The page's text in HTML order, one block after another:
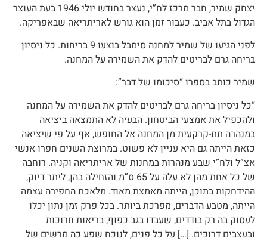
יצחק שמיר, חבר מרכז לח”י, נעצר בחודש יולי 1946 בעת העוצר
הגדול בתל אביב. כעבור זמן הוא גורש לאריתריאה שבאפריקה.
לפני הגיעו של שמיר למחנה סימבל בוצעו 9 בריחות. כל ניסיון
בריחה גרם לבריטים להדק את השמירה על המחנה.
שמיר כותב בספרו “סיכומו של דבר”:
“כל ניסיון בריחה גרם לבריטים להדק את השמירה על המחנה
ולהכפיל את אמצעי הביטחון. הבעיה לא התמצאה ביציאה
במנהרה תת-קרקעית מן המחנה אל החופש, אף על פי שיציאה
כזאת הייתה גם היא עניין לא פשוט. במרוצת השנים חפרו אנשי
אצ”ל ולח”י שבע מנהרות במחנות של אריתריאה וקניה. רוחבה
של כל אחת מהן לא עלה על 65 ס”מ והזחילה בהן, ליתר דיוק,
ההידחקות בתוכן, הייתה מאמצת מאוד. מלאכת החפירה עצמה
הייתה, מטבע הדברים, מפרכת ביותר. בכל פרק זמן נתון יכלו
לעסוק בה רק בודדים, שעבדו בגב כפוף, בריאות חרוכות
ובעצבים דרוכים. […] על כל פנים, לנוכח שפע כה מרשים של